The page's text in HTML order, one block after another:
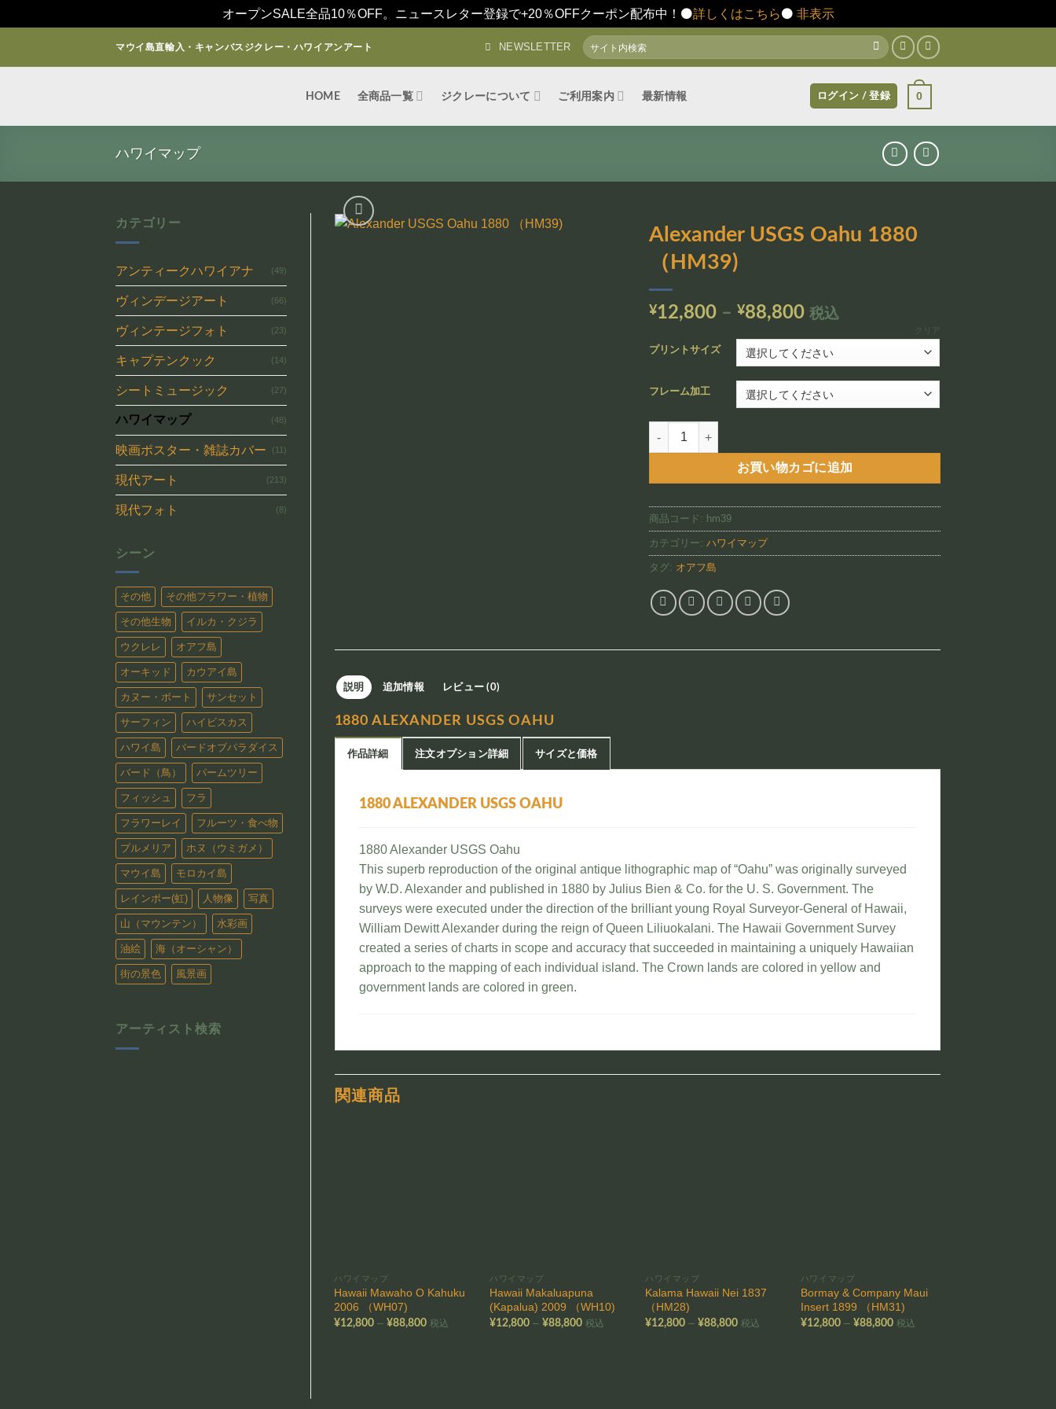
オープンSALE全品10％OFF。ニュースレター登録で+20％OFFクーポン配布中！⚫️詳しくはこちら⚫️ 非表示
マウイ島直輸入・キャンバスジクレー・ハワイアンアート NEWSLETTER
検
索
対
HOME 全商品一覧 ジクレーについて ご利用案内 最新情報 ログイン / 登録 0
ハワイマップ
カテゴリー
アンティークハワイアナ (49)
ヴィンデージアート (66)
ヴィンテージフォト (23)
キャプテンクック (14)
シートミュージック (27)
ハワイマップ (48)
映画ポスター・雑誌カバー (11)
現代アート (213)
現代フォト (8)
シーン
その他 その他フラワー・植物
その他生物 イルカ・クジラ
ウクレレ オアフ島
オーキッド カウアイ島
カヌー・ボート サンセット
サーフィン ハイビスカス
ハワイ島 バードオブパラダイス
バード（鳥） パームツリー
フィッシュ フラ
フラワーレイ フルーツ・食べ物
プルメリア ホヌ（ウミガメ）
マウイ島 モロカイ島
レインボー(虹) 人物像 写真
山（マウンテン） 水彩画
油絵 海（オーシャン）
街の景色 風景画
アーティスト検索
Alexander USGS Oahu 1880
（HM39)
¥12,800 – ¥88,800価
帯:
¥12,800
–
¥88,800
税込
プリントサイズ
フレーム加工
クリア
Alexander USGS Oahu 1880 （HM39)個
お買い物カゴに追加
商品コード: hm39
カテゴリー:ハワイマップ
タグ: オアフ島
説明 追加情報 レビュー (0)
1880 ALEXANDER USGS OAHU
作品詳細 注文オプション詳細 サイズと価格
1880 ALEXANDER USGS OAHU
1880 Alexander USGS Oahu
This superb reproduction of the original antique lithographic map of “Oahu” was originally surveyed
by W.D. Alexander and published in 1880 by Julius Bien & Co. for the U. S. Government. The
surveys were executed under the direction of the brilliant young Royal Surveyor-General of Hawaii,
William Dewitt Alexander during the reign of Queen Liliuokalani. The Hawaii Government Survey
created a series of charts in scope and accuracy that succeeded in maintaining a uniquely Hawaiian
approach to the mapping of each individual island. The Crown lands are colored in yellow and
government lands are colored in green.
関連商品
ハワイマップ
Hawaii Mawaho O Kahuku
2006 （WH07)
¥12,800 –¥88,800価税込
ハワイマップ
Hawaii Makaluapuna
(Kapalua) 2009 （WH10)
¥12,800 –¥88,800価税込
ハワイマップ
Kalama Hawaii Nei 1837
（HM28)
¥12,800 –¥88,800価税込
ハワイマップ
Bormay & Company Maui
Insert 1899 （HM31)
¥12,800 – ¥88,800価税込